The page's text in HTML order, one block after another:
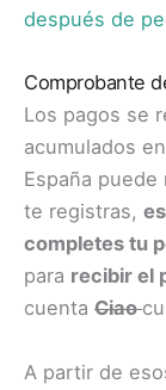
después de
Comprobante
Los pagos se
acumulados
España
te registras,
completes tu
para recibir el
cuenta Ciao
A partir de